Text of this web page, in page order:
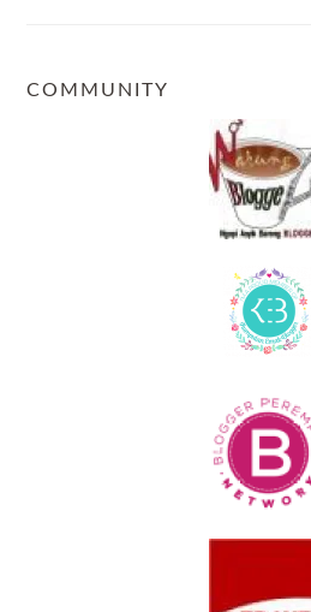
COMMUNITY